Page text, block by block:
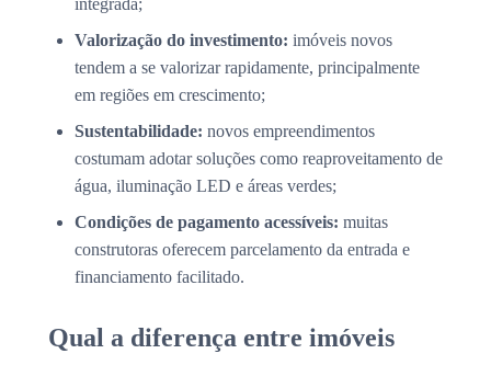
integrada;
Valorização do investimento: imóveis novos
tendem a se valorizar rapidamente, principalmente
em regiões em crescimento;
Sustentabilidade: novos empreendimentos
costumam adotar soluções como reaproveitamento de
água, iluminação LED e áreas verdes;
Condições de pagamento acessíveis: muitas
construtoras oferecem parcelamento da entrada e
financiamento facilitado.
Qual a diferença entre imóveis